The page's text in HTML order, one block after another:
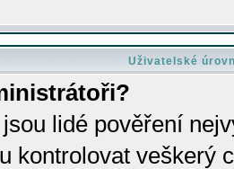
Uživatelské
lidé pověření
kontrolovat veškerý